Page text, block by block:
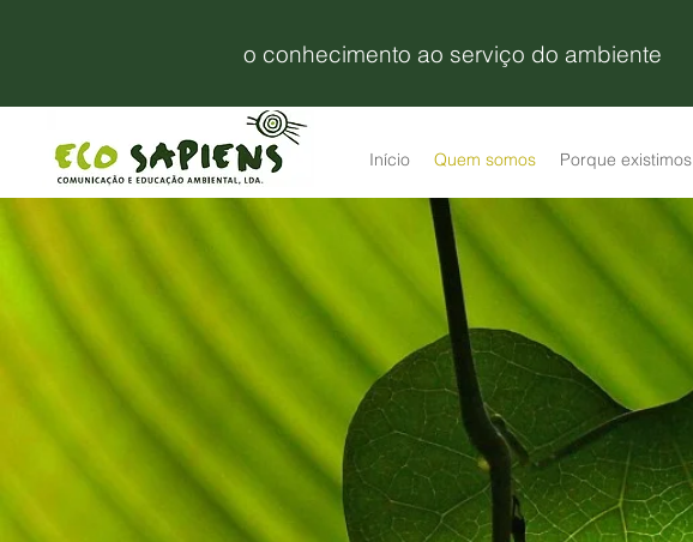
o conhecimento ao serviço do ambiente
Início Quem somos Porque existimos